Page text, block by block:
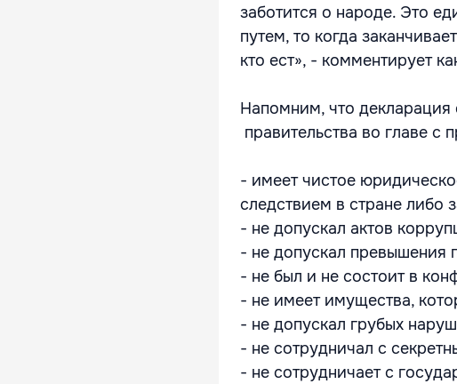
заботится о народе. Это
путем, то когда
кто ест», - комментирует
Напомним, что
правительства во главе
- имеет чистое
следствием в стране либо
- не допускал актов
- не допускал превышения
- не был и не состоит в
- не имеет имущества,
- не допускал грубых
- не сотрудничал с
- не сотрудничает с